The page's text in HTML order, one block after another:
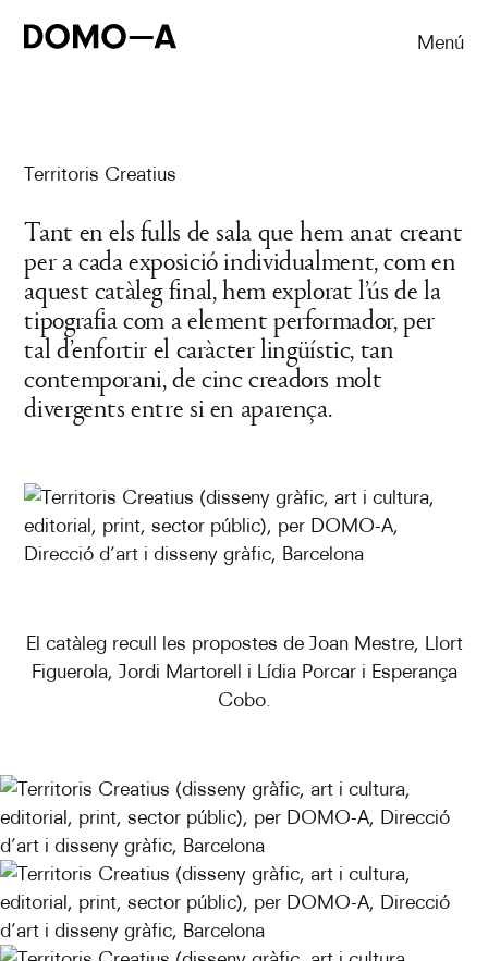
Menú
Territoris Creatius
Tant en els fulls de sala que hem anat creant
per a cada exposició individualment, com en
aquest catàleg final, hem explorat l’ús de la
tipografia com a element performador, per
tal d’enfortir el caràcter lingüístic, tan
contemporani, de cinc creadors molt
divergents entre si en aparença.
El catàleg recull les propostes de Joan Mestre, Llort
Figuerola, Jordi Martorell i Lídia Porcar i Esperança
Cobo.